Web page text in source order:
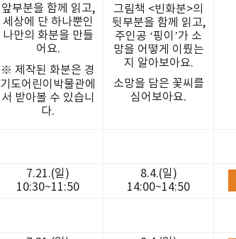
앞부분을 함께 읽고,
세상에 단 하나뿐인
나만의 화분을 만들
어요.
※ 제작된 화분은 경
기도어린이박물관에
서 받아볼 수 있습니
다.
그림책 <빈화분>의
뒷부분을 함께 읽고,
주인공 ‘핑이’가 소
망을 어떻게 이뤘는
지 알아보아요.
소망을 담은 꽃씨를
심어보아요.
7.21.(일)
10:30~11:50
8.4.(일)
14:00~14:50